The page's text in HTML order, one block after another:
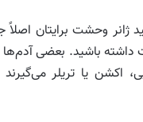
ژانر وحشت برایتان
باشید. بعضی آدم‌ها
اکشن یا تریلر